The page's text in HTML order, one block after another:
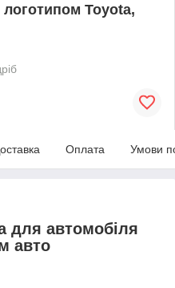
Toyota,
Оплата Умови
для автомобіля
авто